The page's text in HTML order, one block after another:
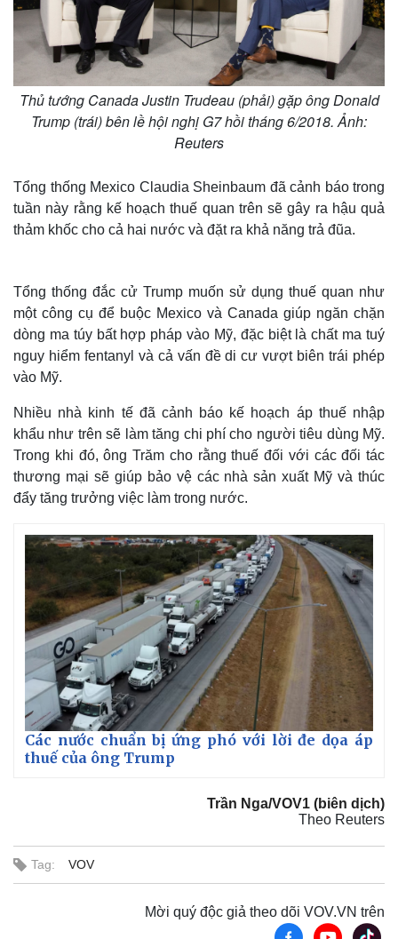
Thế giới
Quan sát
Cuộc sống đó đây
Hồ sơ
Multimedia
Video
Ảnh
E-Magazine
Infographic
Thủ tướng Canada Justin Trudeau (phải) gặp ông Donald
Trump (trái) bên lề hội nghị G7 hồi tháng 6/2018. Ảnh:
Reuters
Tổng thống Mexico Claudia Sheinbaum đã cảnh báo trong
tuần này rằng kế hoạch thuế quan trên sẽ gây ra hậu quả
thảm khốc cho cả hai nước và đặt ra khả năng trả đũa.
Tổng thống đắc cử Trump muốn sử dụng thuế quan như
một công cụ để buộc Mexico và Canada giúp ngăn chặn
dòng ma túy bất hợp pháp vào Mỹ, đặc biệt là chất ma tuý
nguy hiểm fentanyl và cả vấn đề di cư vượt biên trái phép
vào Mỹ.
Nhiều nhà kinh tế đã cảnh báo kế hoạch áp thuế nhập
khẩu như trên sẽ làm tăng chi phí cho người tiêu dùng Mỹ.
Trong khi đó, ông Trăm cho rằng thuế đối với các đối tác
thương mại sẽ giúp bảo vệ các nhà sản xuất Mỹ và thúc
đẩy tăng trưởng việc làm trong nước.
Các nước chuẩn bị ứng phó với lời đe dọa áp
thuế của ông Trump
Trần Nga/VOV1 (biên dịch)
Theo Reuters
Tag: VOV
Mời quý độc giả theo dõi VOV.VN trên